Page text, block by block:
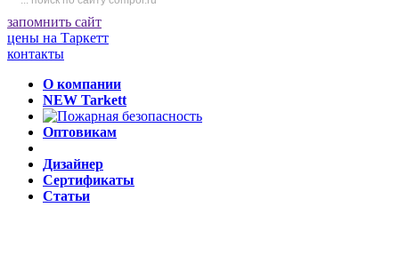
запомнить сайт
цены на Таркетт
контакты
О компании
NEW Tarkett
Оптовикам
Дизайнер
Сертификаты
Статьи